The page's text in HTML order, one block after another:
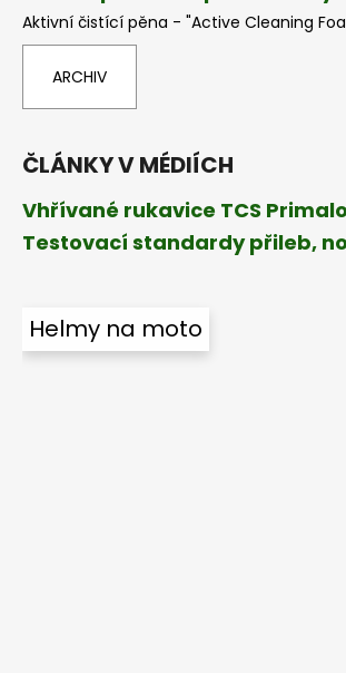
Aktivní čistící pěna - "Active Cleaning
ARCHIV
ČLÁNKY V MÉDIÍCH
Vhřívané rukavice TCS
Testovací standardy přileb,
Helmy na moto